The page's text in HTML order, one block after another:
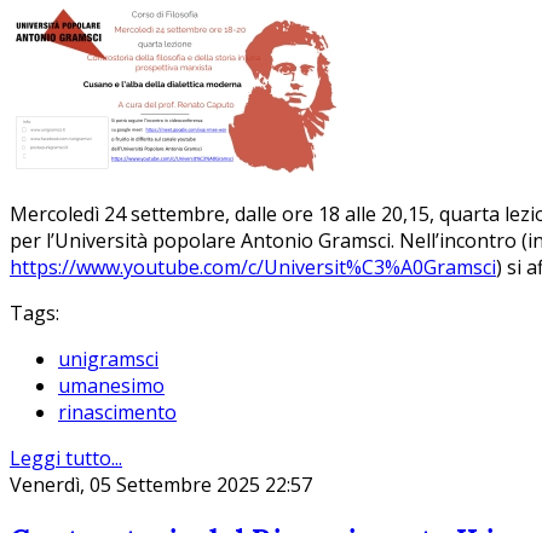
Mercoledì 24 settembre, dalle ore 18 alle 20,15, quarta
per l’Università popolare Antonio Gramsci. Nell’incontro
https://www.youtube.com/c/Universit%C3%A0Gramsci) si
Tags:
unigramsci
umanesimo
rinascimento
Leggi tutto...
Venerdì, 05 Settembre 2025 22:57